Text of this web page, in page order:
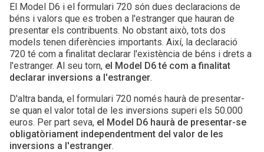
El Model D6 i el formulari 720 són dues declaracions de
béns i valors que es troben a l'estranger que hauran de
presentar els contribuents. No obstant això, tots dos
models tenen diferències importants. Així, la declaració
720 té com a finalitat declarar l'existència de béns i drets a
l'estranger. Al seu torn, el Model D6 té com a finalitat
declarar inversions a l'estranger.
D'altra banda, el formulari 720 només haurà de presentar-
se quan el valor total de les inversions superi els 50.000
euros. Per part seva, el Model D6 haurà de presentar-se
obligatòriament independentment del valor de les
inversions a l'estranger.